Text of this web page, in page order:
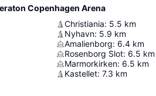
Copenhagen Arena
Christiania: 5.5 km
Nyhavn: 5.9 km
Amalienborg: 6.4 km
Rosenborg Slot: 6.5 km
Marmorkirken: 6.5 km
Kastellet: 7.3 km